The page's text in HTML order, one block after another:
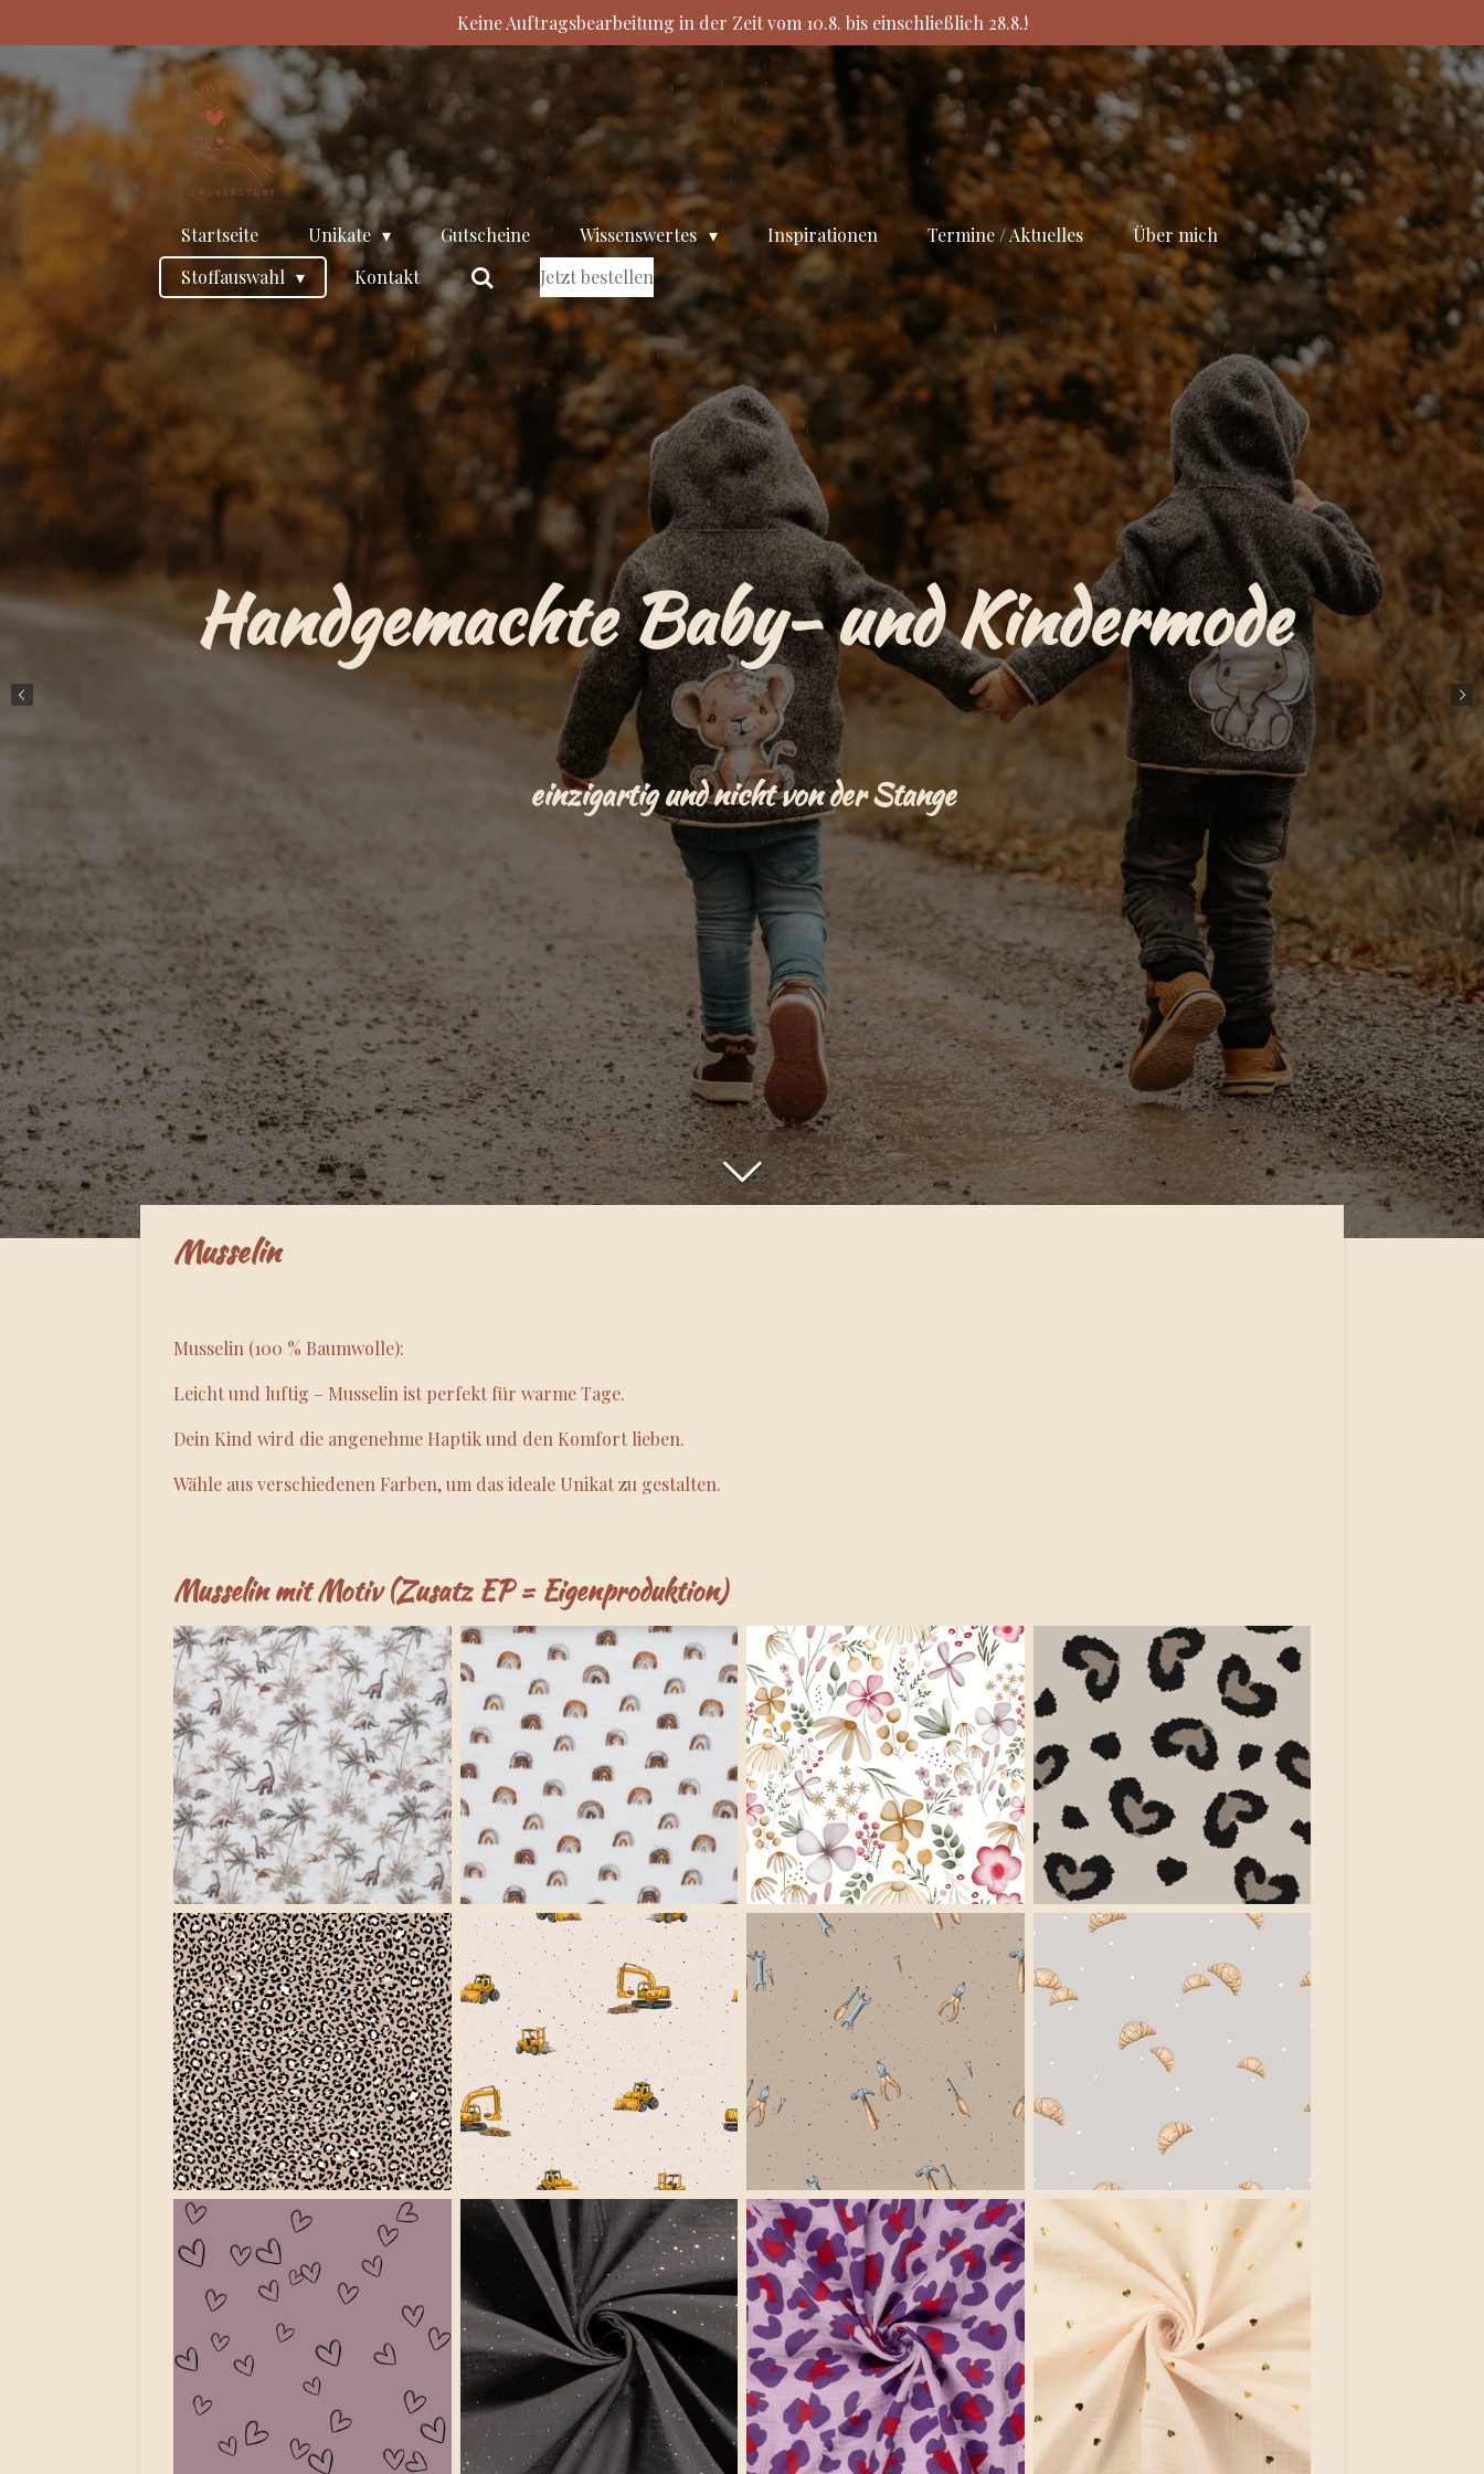
Hauptinhalt
springen
Keine Auftragsbearbeitung in der Zeit vom 10.8. bis einschließlich 28.8.!
Startseite Unikate Gutscheine Wissenswertes Inspirationen Termine / Aktuelles
Über mich
Stoffauswahl
Kontakt Jetzt bestellen
Handgemachte Baby- und Kindermode
einzigartig und nicht von der Stange
Musselin
Musselin (100 % Baumwolle):
Leicht und luftig – Musselin ist perfekt für warme Tage.
Dein Kind wird die angenehme Haptik und den Komfort lieben.
Wähle aus verschiedenen Farben, um das ideale Unikat zu gestalten.
Musselin mit Motiv (Zusatz EP = Eigenproduktion)